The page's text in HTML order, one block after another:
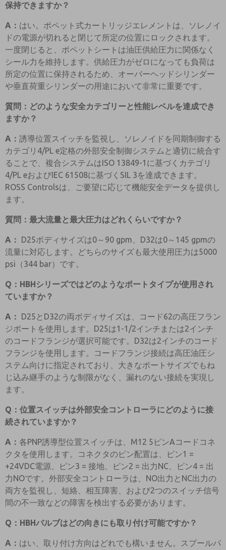
保持できますか？
A： はい。ポペット式カートリッジエレメントは、ソレノイ
ドの電源が切れると閉じて所定の位置にロックされます。
一度閉じると、ポペットシートは油圧供給圧力に関係なく
シール力を維持します。供給圧力がゼロになっても負荷は
所定の位置に保持されるため、オーバーヘッドシリンダー
や垂直荷重シリンダーの用途において非常に重要です。
質問：どのような安全カテゴリーと性能レベルを達成でき
ますか？
A： 誘導位置スイッチを監視し、ソレノイドを同期制御する
カテゴリ4/PL e定格の外部安全制御システムと適切に統合す
ることで、複合システムはISO 13849-1に基づくカテゴリ
4/PL eおよびIEC 61508に基づくSIL 3を達成できます。
ROSS Controlsは、ご要望に応じて機能安全データを提供し
ます。
質問：最大流量と最大圧力はどれくらいですか？
A：
D25ボディサイズは0～90 gpm、D32は0～145 gpmの
流量に対応します。どちらのサイズも最大使用圧力は5000
psi（344 bar）です。
Q：HBHシリーズではどのようなポートタイプが使用され
ていますか？
A：
D25とD32の両ボディサイズは、コード62の高圧フラン
ジポートを使用します。D25は1-1/2インチまたは2インチ
のコードフランジが選択可能です。D32は2インチのコード
フランジを使用します。コードフランジ接続は高圧油圧シ
ステム向けに指定されており、大きなポートサイズでもね
じ込み継手のような制限がなく、漏れのない接続を実現し
ます。
Q：位置スイッチは外部安全コントローラにどのように接
続されていますか？
A： 各PNP誘導型位置スイッチは、M12 5ピンAコードコネ
クタを使用します。コネクタのピン配置は、ピン1 =
+24VDC電源、ピン3 = 接地、ピン2 = 出力NC、ピン4 = 出
力NOです。外部安全コントローラは、NO出力とNC出力の
両方を監視し、短絡、相互障害、および2つのスイッチ信号
間の不一致などの障害を検出する必要があります。
Q：HBHバルブはどの向きにも取り付け可能ですか？
A： はい、取り付け方向はどれでも構いません。スプールパ